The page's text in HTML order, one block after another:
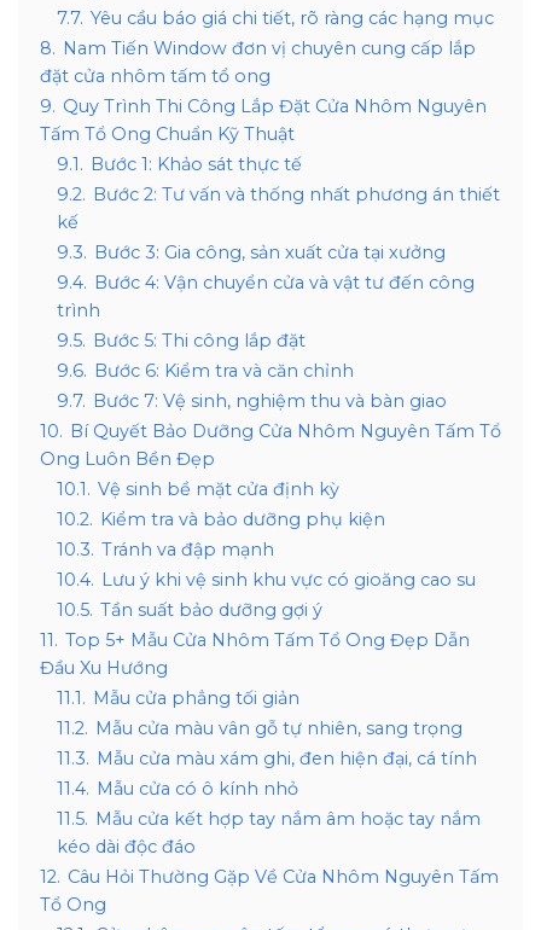
7.7. Yêu cầu báo giá chi tiết, rõ ràng các hạng mục
8. Nam Tiến Window đơn vị chuyên cung cấp lắp
đặt cửa nhôm tấm tổ ong
9. Quy Trình Thi Công Lắp Đặt Cửa Nhôm Nguyên
Tấm Tổ Ong Chuẩn Kỹ Thuật
9.1. Bước 1: Khảo sát thực tế
9.2. Bước 2: Tư vấn và thống nhất phương án thiết
kế
9.3. Bước 3: Gia công, sản xuất cửa tại xưởng
9.4. Bước 4: Vận chuyển cửa và vật tư đến công
trình
9.5. Bước 5: Thi công lắp đặt
9.6. Bước 6: Kiểm tra và căn chỉnh
9.7. Bước 7: Vệ sinh, nghiệm thu và bàn giao
10. Bí Quyết Bảo Dưỡng Cửa Nhôm Nguyên Tấm Tổ
Ong Luôn Bền Đẹp
10.1. Vệ sinh bề mặt cửa định kỳ
10.2. Kiểm tra và bảo dưỡng phụ kiện
10.3. Tránh va đập mạnh
10.4. Lưu ý khi vệ sinh khu vực có gioăng cao su
10.5. Tần suất bảo dưỡng gợi ý
11. Top 5+ Mẫu Cửa Nhôm Tấm Tổ Ong Đẹp Dẫn
Đầu Xu Hướng
11.1. Mẫu cửa phẳng tối giản
11.2. Mẫu cửa màu vân gỗ tự nhiên, sang trọng
11.3. Mẫu cửa màu xám ghi, đen hiện đại, cá tính
11.4. Mẫu cửa có ô kính nhỏ
11.5. Mẫu cửa kết hợp tay nắm âm hoặc tay nắm
kéo dài độc đáo
12. Câu Hỏi Thường Gặp Về Cửa Nhôm Nguyên Tấm
Tổ Ong